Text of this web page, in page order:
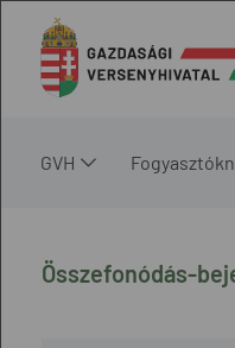
GVH
Összefonódás-